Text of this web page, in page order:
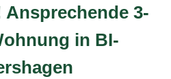
Ansprechende 3-
in BI-